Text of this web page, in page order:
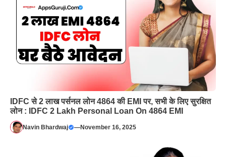
IDFC से 2 लाख पर्सनल लोन 4864 की EMI पर, सभी के लिए सुरक्षित
लोन : IDFC 2 Lakh Personal Loan On 4864 EMI
Navin Bhardwaj —November 16, 2025